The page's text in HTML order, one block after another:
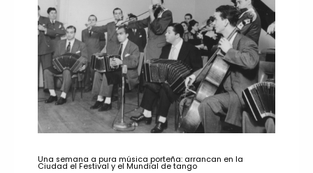
Una semana a pura música porteña: arrancan en la
Ciudad el Festival y el Mundial de tango